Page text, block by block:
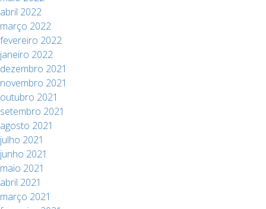
abril 2022
março 2022
fevereiro 2022
janeiro 2022
dezembro 2021
novembro 2021
outubro 2021
setembro 2021
agosto 2021
julho 2021
junho 2021
maio 2021
abril 2021
março 2021